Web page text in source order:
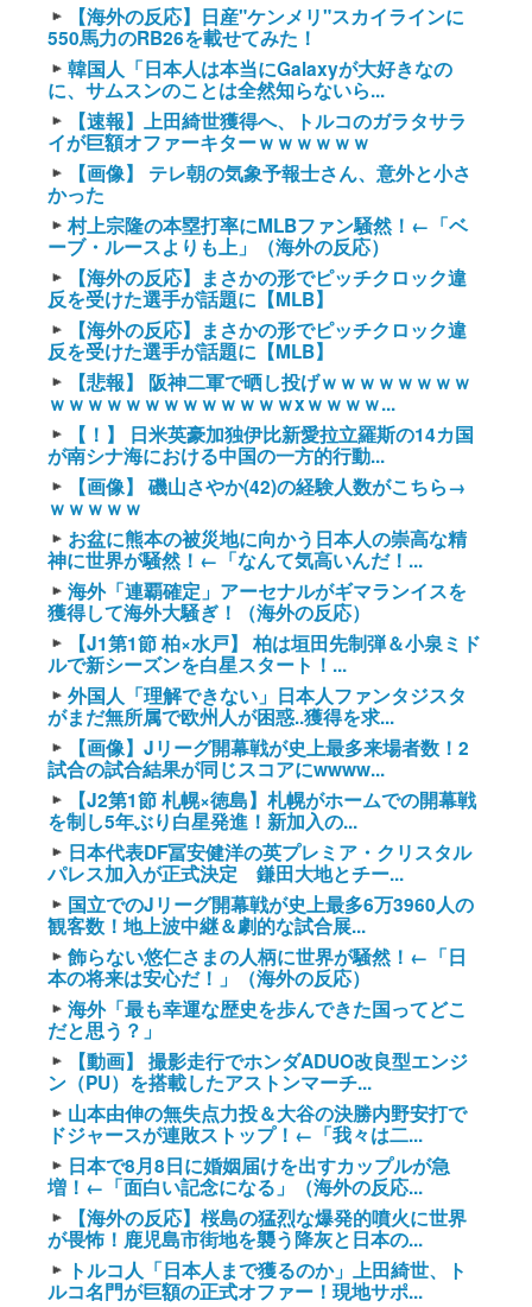
【海外の反応】日産"ケンメリ"スカイラインに
550馬力のRB26を載せてみた！
韓国人「日本人は本当にGalaxyが大好きなの
に、サムスンのことは全然知らないら...
【速報】上田綺世獲得へ、トルコのガラタサラ
イが巨額オファーキターｗｗｗｗｗｗ
【画像】 テレ朝の気象予報士さん、意外と小さ
かった
村上宗隆の本塁打率にMLBファン騒然！←「ベ
ーブ・ルースよりも上」（海外の反応）
【海外の反応】まさかの形でピッチクロック違
反を受けた選手が話題に【MLB】
【海外の反応】まさかの形でピッチクロック違
反を受けた選手が話題に【MLB】
【悲報】 阪神二軍で晒し投げｗｗｗｗｗｗｗｗ
ｗｗｗｗｗｗｗｗｗｗｗｗｗxｗｗｗｗ...
【！】 日米英豪加独伊比新愛拉立羅斯の14カ国
が南シナ海における中国の一方的行動...
【画像】 磯山さやか(42)の経験人数がこちら→
ｗｗｗｗｗ
お盆に熊本の被災地に向かう日本人の崇高な精
神に世界が騒然！←「なんて気高いんだ！...
海外「連覇確定」アーセナルがギマランイスを
獲得して海外大騒ぎ！（海外の反応）
【J1第1節 柏×水戸】 柏は垣田先制弾＆小泉ミド
ルで新シーズンを白星スタート！...
外国人「理解できない」日本人ファンタジスタ
がまだ無所属で欧州人が困惑..獲得を求...
【画像】Jリーグ開幕戦が史上最多来場者数！2
試合の試合結果が同じスコアにwwww...
【J2第1節 札幌×徳島】札幌がホームでの開幕戦
を制し5年ぶり白星発進！新加入の...
日本代表DF冨安健洋の英プレミア・クリスタル
パレス加入が正式決定 鎌田大地とチー...
国立でのJリーグ開幕戦が史上最多6万3960人の
観客数！地上波中継＆劇的な試合展...
飾らない悠仁さまの人柄に世界が騒然！←「日
本の将来は安心だ！」（海外の反応）
海外「最も幸運な歴史を歩んできた国ってどこ
だと思う？」
【動画】 撮影走行でホンダADUO改良型エンジ
ン（PU）を搭載したアストンマーチ...
山本由伸の無失点力投＆大谷の決勝内野安打で
ドジャースが連敗ストップ！←「我々は二...
日本で8月8日に婚姻届けを出すカップルが急
増！←「面白い記念になる」（海外の反応...
【海外の反応】桜島の猛烈な爆発的噴火に世界
が畏怖！鹿児島市街地を襲う降灰と日本の...
トルコ人「日本人まで獲るのか」上田綺世、ト
ルコ名門が巨額の正式オファー！現地サポ...